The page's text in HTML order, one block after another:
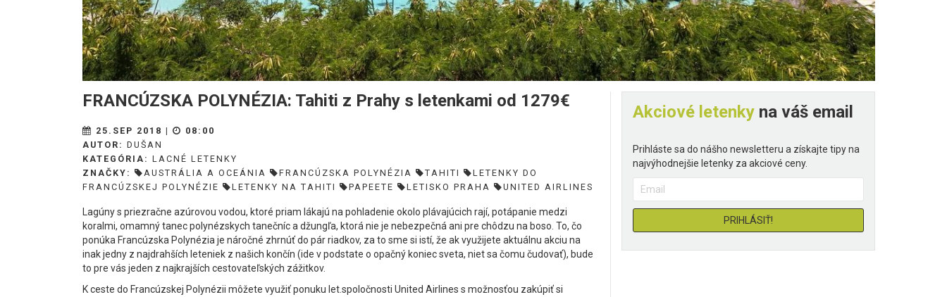
FRANCÚZSKA POLYNÉZIA: Tahiti z Prahy s letenkami od 1279€
25.SEP 2018 |
08:00
AUTOR: DUŠAN
KATEGÓRIA: LACNÉ LETENKY
ZNAČKY:
AUSTRÁLIA A OCEÁNIA FRANCÚZSKA POLYNÉZIA TAHITI
LETENKY DO
FRANCÚZSKEJ POLYNÉZIE
LETENKY NA TAHITI PAPEETE LETISKO PRAHA UNITED AIRLINES
Lagúny s priezračne azúrovou vodou, ktoré priam lákajú na pohladenie okolo plávajúcich rají, potápanie medzi
koralmi, omamný tanec polynézskych tanečníc a džungľa, ktorá nie je nebezpečná ani pre chôdzu na boso. To, čo
ponúka Francúzska Polynézia je náročné zhrnúť do pár riadkov, za to sme si istí, že ak využijete aktuálnu akciu na
inak jedny z najdrahších leteniek z našich končín (ide v podstate o opačný koniec sveta, niet sa čomu čudovať), bude
to pre vás jeden z najkrajších cestovateľských zážitkov.
K ceste do Francúzskej Polynézii môžete využiť ponuku let.spoločnosti United Airlines s možnosťou zakúpiť si
Akciové letenky na váš email
Prihláste sa do nášho newsletteru a získajte tipy na
najvýhodnejšie letenky za akciové ceny.